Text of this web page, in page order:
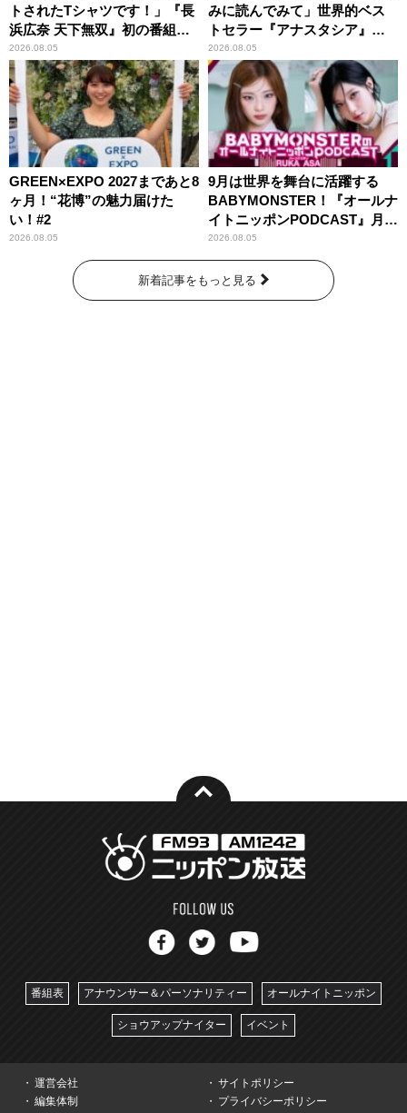
トされたTシャツです！」『長
浜広奈 天下無双』初の番組グ
ッズ発売
2026.08.05
みに読んでみて」世界的ベス
トセラー『アナスタシア』を
紹介
2026.08.05
GREEN×EXPO 2027まであと8
ヶ月！“花博”の魅力届けた
い！#2
2026.08.05
9月は世界を舞台に活躍する
BABYMONSTER！『オールナ
イトニッポンPODCAST』月替
わりパーソナリティ
2026.08.05
新着記事をもっと見る
番組表 アナウンサー＆パーソナリティー オールナイトニッポン
ショウアップナイター イベント
運営会社
サイトポリシー
編集体制
プライバシーポリシー